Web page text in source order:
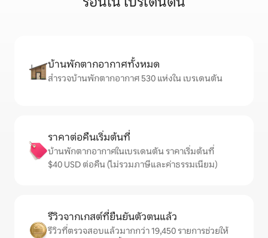
บ้านพักตากอากาศทั้งหมด
สำรวจบ้านพักตากอากาศ 530 แห่งใน เบรเดนตัน
ราคาต่อคืนเริ่มต้นที่
บ้านพักตากอากาศในเบรเดนตัน ราคาเริ่มต้นที่
$40 USD ต่อคืน (ไม่รวมภาษีและค่าธรรมเนียม)
รีวิวจากเกสต์ที่ยืนยันตัวตนแล้ว
รีวิวที่ตรวจสอบแล้วมากกว่า 19,450 รายการช่วยให้